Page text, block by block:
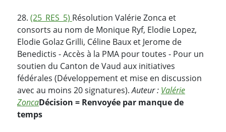
28. (25_RES_5) Résolution Valérie Zonca et
consorts au nom de Monique Ryf, Elodie Lopez,
Elodie Golaz Grilli, Céline Baux et Jerome de
Benedictis - Accès à la PMA pour toutes - Pour un
soutien du Canton de Vaud aux initiatives
fédérales (Développement et mise en discussion
avec au moins 20 signatures).Auteur : Valérie
ZoncaDécision = Renvoyée par manque de
temps